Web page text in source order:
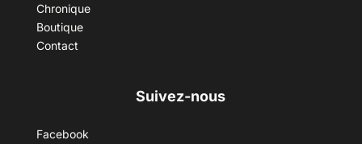
Chronique
Boutique
Contact
Suivez-nous
Facebook